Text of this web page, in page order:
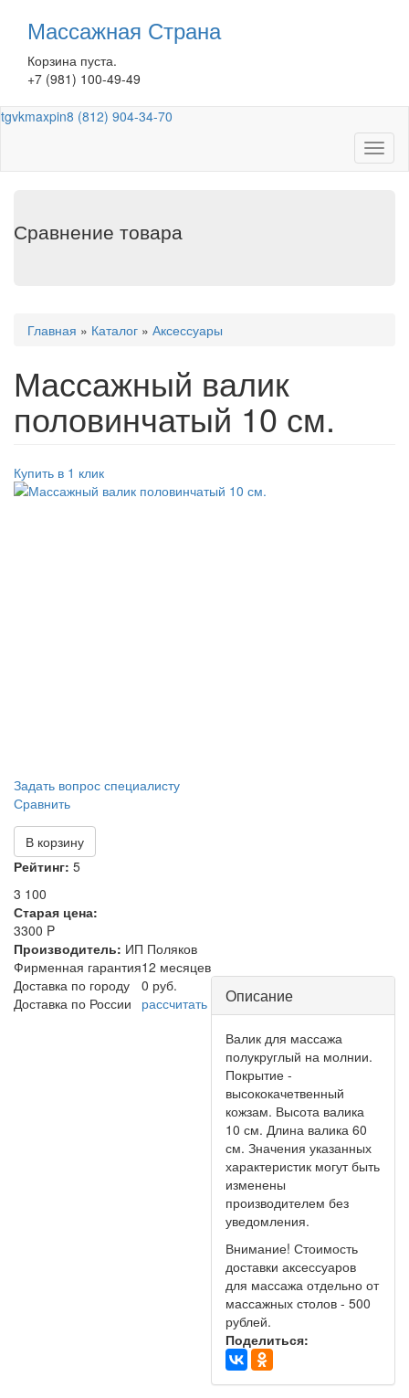
содержанию
Массажная Страна
Корзина пуста.
+7 (981) 100-49-49
tgvkmaxpin8 (812) 904-34-70
Сравнение товара
Вы
Главная » Каталог » Аксессуары
Массажный валик
половинчатый 10 см.
Купить в 1 клик
Задать вопрос специалисту
Сравнить
В корзину
Рейтинг: 5
3 100
Старая цена:
3300 P
Производитель: ИП Поляков
Фирменная гарантия12 месяцев
Доставка по городу
0 руб.
Доставка по России
рассчитать
Центральная
часть
Описание
Валик для массажа
полукруглый на молнии.
Покрытие -
высококачетвенный
кожзам. Высота валика
10 см. Длина валика 60
см. Значения указанных
характеристик могут быть
изменены
производителем без
уведомления.
Внимание! Стоимость
доставки аксессуаров
для массажа отдельно от
массажных столов - 500
рублей.
Поделиться: